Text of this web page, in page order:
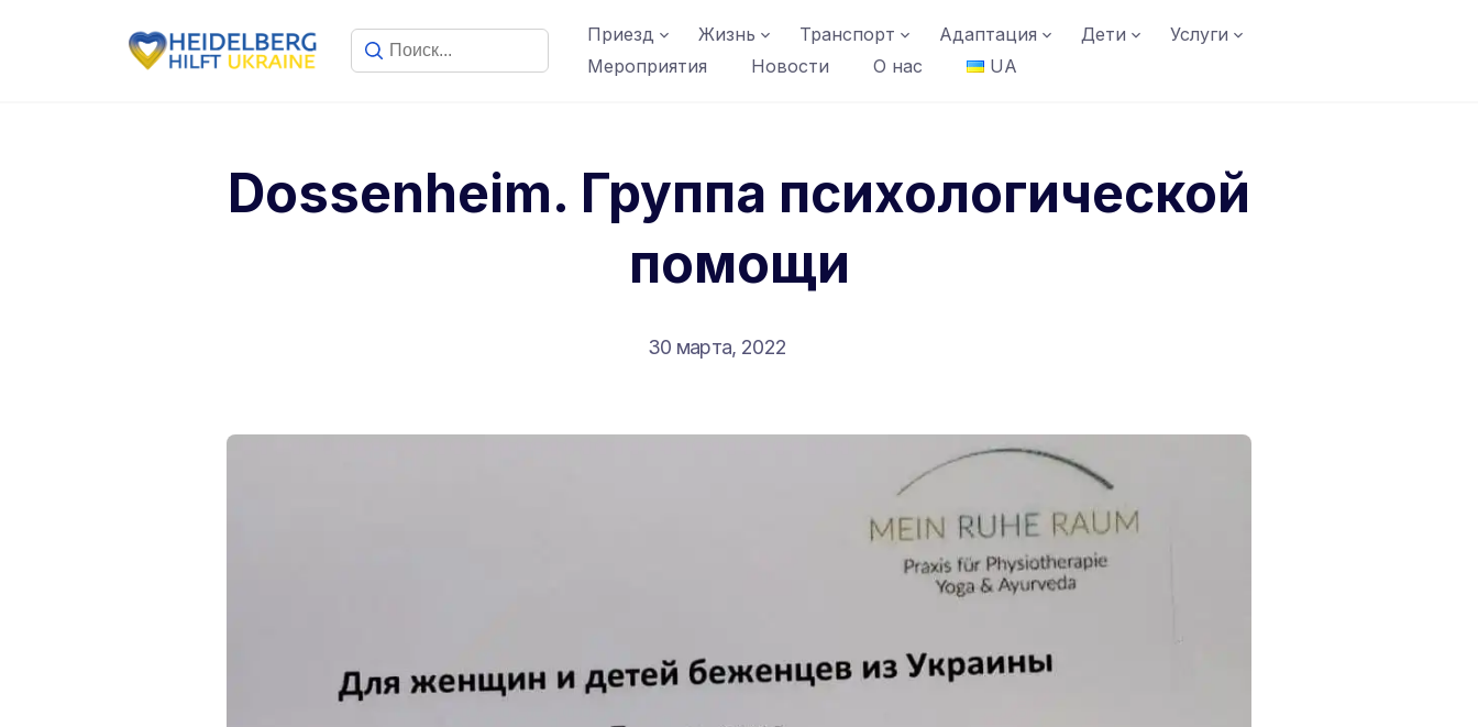
Приезд Жизнь Транспорт Адаптация Дети
Услуги
Мероприятия
Новости О нас UA
Dossenheim. Группа психологической
помощи
30 марта, 2022